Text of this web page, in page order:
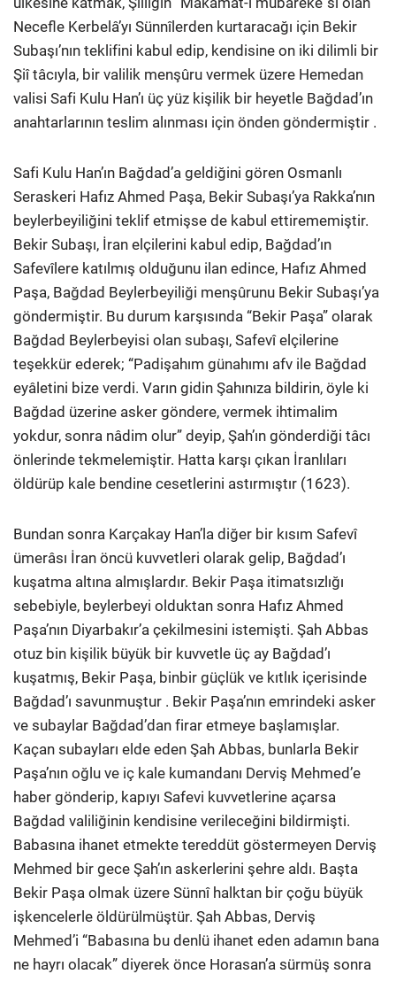
Necefle Kerbelâ’yı Sünnîlerden kurtaracağı için Bekir
Subaşı’nın teklifini kabul edip, kendisine on iki dilimli bir
Şiî tâcıyla, bir valilik menşûru vermek üzere Hemedan
valisi Safi Kulu Han’ı üç yüz kişilik bir heyetle Bağdad’ın
anahtarlarının teslim alınması için önden göndermiştir .
Safi Kulu Han’ın Bağdad’a geldiğini gören Osmanlı
Seraskeri Hafız Ahmed Paşa, Bekir Subaşı’ya Rakka’nın
beylerbeyiliğini teklif etmişse de kabul ettirememiştir.
Bekir Subaşı, İran elçilerini kabul edip, Bağdad’ın
Safevîlere katılmış olduğunu ilan edince, Hafız Ahmed
Paşa, Bağdad Beylerbeyiliği menşûrunu Bekir Subaşı’ya
göndermiştir. Bu durum karşısında “Bekir Paşa” olarak
Bağdad Beylerbeyisi olan subaşı, Safevî elçilerine
teşekkür ederek; “Padişahım günahımı afv ile Bağdad
eyâletini bize verdi. Varın gidin Şahınıza bildirin, öyle ki
Bağdad üzerine asker göndere, vermek ihtimalim
yokdur, sonra nâdim olur” deyip, Şah’ın gönderdiği tâcı
önlerinde tekmelemiştir. Hatta karşı çıkan İranlıları
öldürüp kale bendine cesetlerini astırmıştır (1623).
Bundan sonra Karçakay Han’la diğer bir kısım Safevî
ümerâsı İran öncü kuvvetleri olarak gelip, Bağdad’ı
kuşatma altına almışlardır. Bekir Paşa itimatsızlığı
sebebiyle, beylerbeyi olduktan sonra Hafız Ahmed
Paşa’nın Diyarbakır’a çekilmesini istemişti. Şah Abbas
otuz bin kişilik büyük bir kuvvetle üç ay Bağdad’ı
kuşatmış, Bekir Paşa, binbir güçlük ve kıtlık içerisinde
Bağdad’ı savunmuştur . Bekir Paşa’nın emrindeki asker
ve subaylar Bağdad’dan firar etmeye başlamışlar.
Kaçan subayları elde eden Şah Abbas, bunlarla Bekir
Paşa’nın oğlu ve iç kale kumandanı Derviş Mehmed’e
haber gönderip, kapıyı Safevi kuvvetlerine açarsa
Bağdad valiliğinin kendisine verileceğini bildirmişti.
Babasına ihanet etmekte tereddüt göstermeyen Derviş
Mehmed bir gece Şah’ın askerlerini şehre aldı. Başta
Bekir Paşa olmak üzere Sünnî halktan bir çoğu büyük
işkencelerle öldürülmüştür. Şah Abbas, Derviş
Mehmed’i “Babasına bu denlü ihanet eden adamın bana
ne hayrı olacak” diyerek önce Horasan’a sürmüş sonra